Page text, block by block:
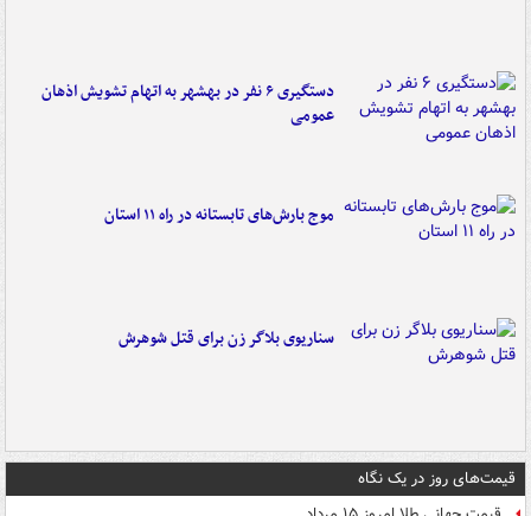
دستگیری ۶ نفر در بهشهر به اتهام تشویش اذهان
عمومی
موج بارش‌های تابستانه در راه ۱۱ استان
سناریوی بلاگر زن برای قتل شوهرش
قیمت‌های روز در یک نگاه